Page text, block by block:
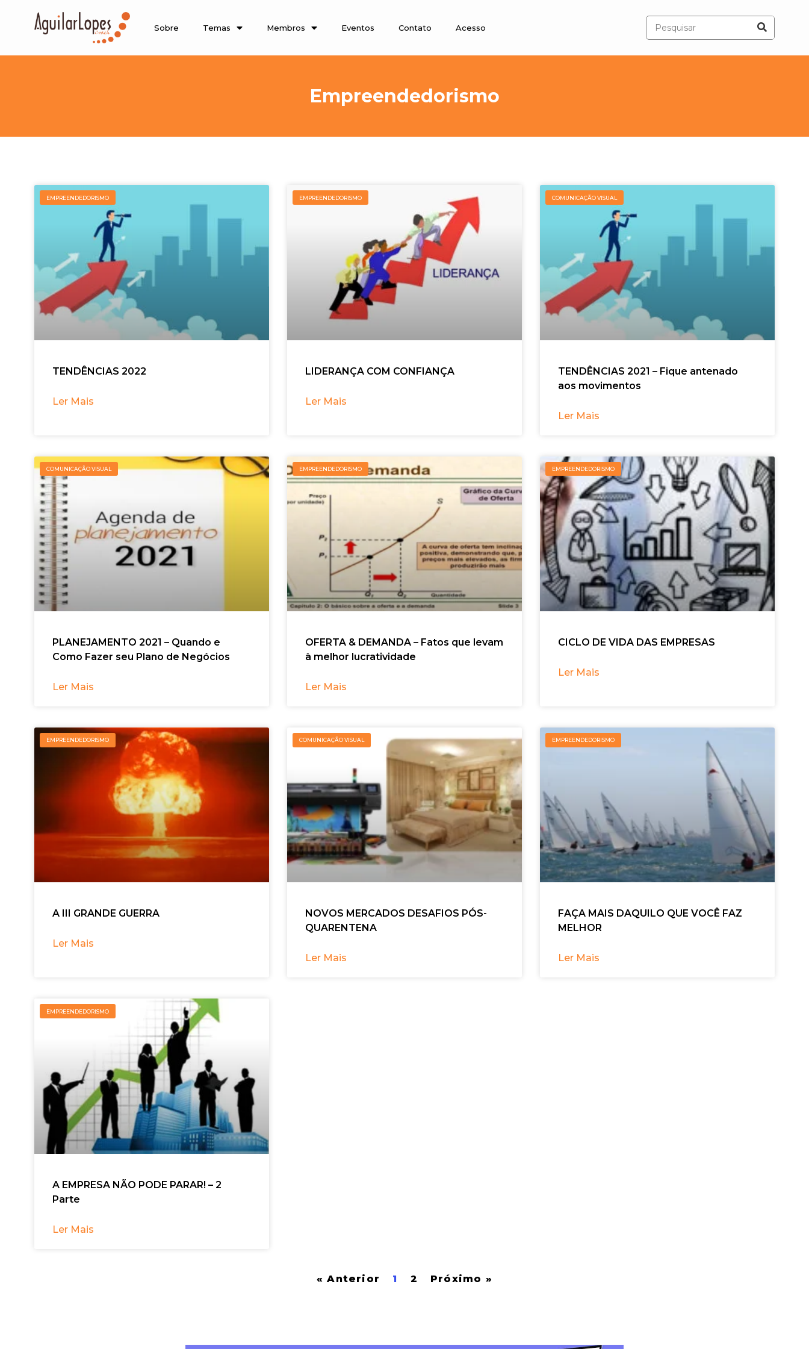
Sobre Temas Membros Eventos Contato Acesso
Empreendedorismo
EMPREENDEDORISMO
TENDÊNCIAS 2022
Ler Mais
EMPREENDEDORISMO
LIDERANÇA COM CONFIANÇA
Ler Mais
COMUNICAÇÃO VISUAL
TENDÊNCIAS 2021 – Fique antenado
aos movimentos
Ler Mais
COMUNICAÇÃO VISUAL
PLANEJAMENTO 2021 – Quando e
Como Fazer seu Plano de Negócios
Ler Mais
EMPREENDEDORISMO
OFERTA & DEMANDA – Fatos que levam
à melhor lucratividade
Ler Mais
EMPREENDEDORISMO
CICLO DE VIDA DAS EMPRESAS
Ler Mais
EMPREENDEDORISMO
A III GRANDE GUERRA
Ler Mais
COMUNICAÇÃO VISUAL
NOVOS MERCADOS DESAFIOS PÓS-
QUARENTENA
Ler Mais
EMPREENDEDORISMO
FAÇA MAIS DAQUILO QUE VOCÊ FAZ
MELHOR
Ler Mais
EMPREENDEDORISMO
A EMPRESA NÃO PODE PARAR! – 2
Parte
Ler Mais
« Anterior 1 2 Próximo »